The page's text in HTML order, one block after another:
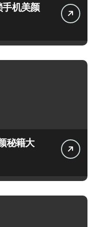
机美颜
秘籍大